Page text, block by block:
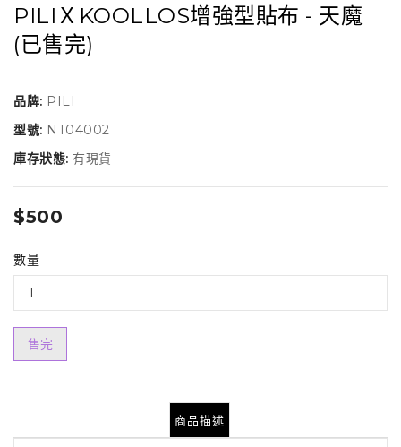
PILIＸKOOLLOS增強型貼布 - 天魔
(已售完)
品牌: PILI
型號: NT04002
庫存狀態: 有現貨
$500
數量
售完
商品描述